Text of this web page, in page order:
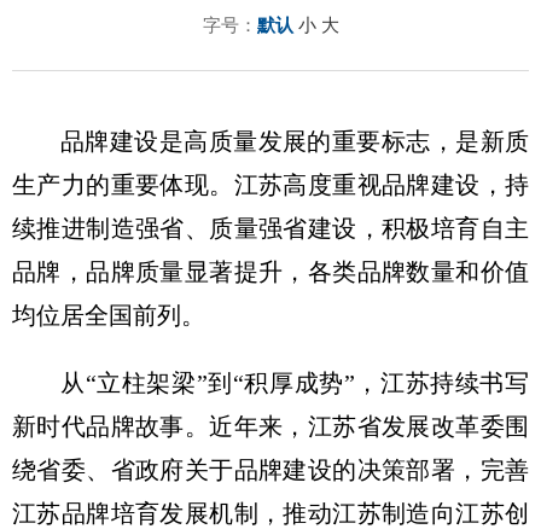
字号： 默认 小 大
品牌建设是高质量发展的重要标志，是新质
生产力的重要体现。江苏高度重视品牌建设，持
续推进制造强省、质量强省建设，积极培育自主
品牌，品牌质量显著提升，各类品牌数量和价值
均位居全国前列。
从“立柱架梁”到“积厚成势”，江苏持续书写
新时代品牌故事。近年来，江苏省发展改革委围
绕省委、省政府关于品牌建设的决策部署，完善
江苏品牌培育发展机制，推动江苏制造向江苏创